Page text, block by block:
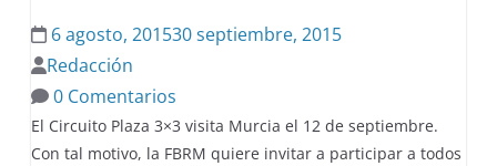
6 agosto, 201530 septiembre, 2015
Redacción
0 Comentarios
El Circuito Plaza 3×3 visita Murcia el 12 de septiembre.
Con tal motivo, la FBRM quiere invitar a participar a todos